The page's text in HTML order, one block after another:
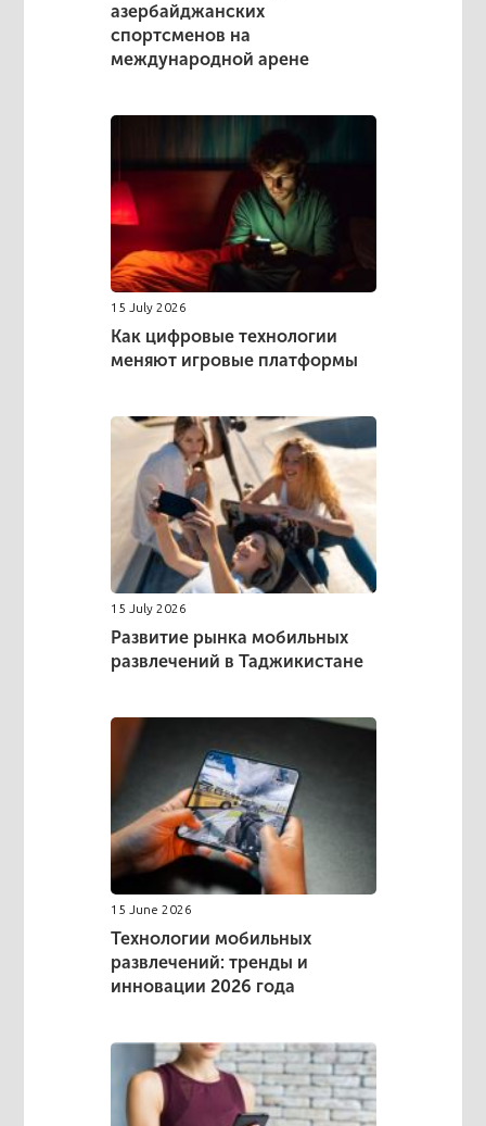
азербайджанских
спортсменов на
международной арене
15 July 2026
Как цифровые технологии
меняют игровые платформы
15 July 2026
Развитие рынка мобильных
развлечений в Таджикистане
15 June 2026
Технологии мобильных
развлечений: тренды и
инновации 2026 года